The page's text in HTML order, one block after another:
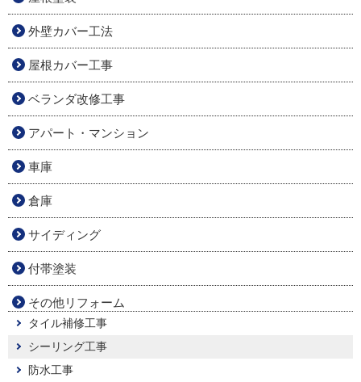
外壁カバー工法
屋根カバー工事
ベランダ改修工事
アパート・マンション
車庫
倉庫
サイディング
付帯塗装
その他リフォーム
タイル補修工事
シーリング工事
防水工事